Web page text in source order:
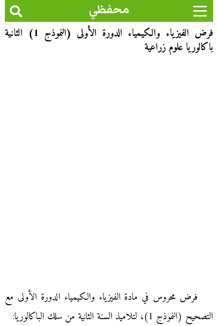
محفظي
فرض الفيزياء والكيمياء الدورة الأولى (النموذج 1) الثانية
باكالوريا علوم زراعية
فرض محروس في مادة الفيزياء والكيمياء الدورة الأولى مع
التصحيح (النموذج 1)، لتلاميذ السنة الثانية من سلك الباكالوريا: